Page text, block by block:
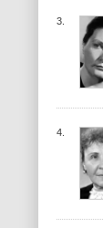
3.
4.